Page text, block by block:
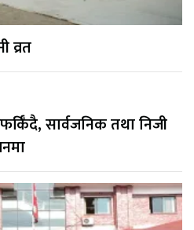
व्रत
सार्वजनिक तथा निजी